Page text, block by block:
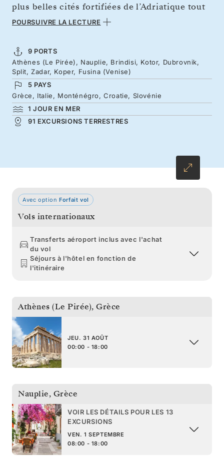
plus belles cités fortifiées de l’Adriatique tout
au long du voyage. De Nauplie, première
au cœur du fjord le plus méridional d’Europe.
Les remparts de Dubrovnik dominent
majestueusement l’Adriatique, tandis que Split
et Zadar conjuguent héritage romain et
douceur de vivre en bord de mer. La vieille ville
vénitienne de Koper constitue une charmante
POURSUIVRE LA LECTURE
9 PORTS
Athènes (Le Pirée), Nauplie, Brindisi, Kotor, Dubrovnik,
Split, Zadar, Koper, Fusina (Venise)
5 PAYS
Grèce, Italie, Monténégro, Croatie, Slovénie
1 JOUR EN MER
91 EXCURSIONS TERRESTRES
Avec option Forfait vol
Vols internationaux
Transferts aéroport inclus avec l'achat
du vol
Séjours à l'hôtel en fonction de
l'itinéraire
Athènes (Le Pirée), Grèce
JEU. 31 AOÛT
00:00 - 18:00
Nauplie, Grèce
VOIR LES DÉTAILS POUR LES 13
EXCURSIONS
VEN. 1 SEPTEMBRE
08:00 - 18:00